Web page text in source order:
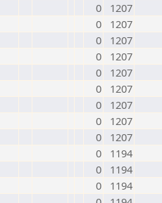
0
1207
0
1207
0
1207
0
1207
0
1207
0
1207
0
1207
0
1207
0
1207
0
1194
0
1194
0
1194